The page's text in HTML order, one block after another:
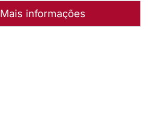
Mais informações